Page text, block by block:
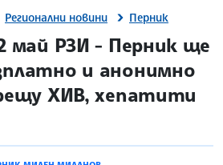
Регионални новини Перник
май РЗИ - Перник ще
и анонимно
ХИВ, хепатити